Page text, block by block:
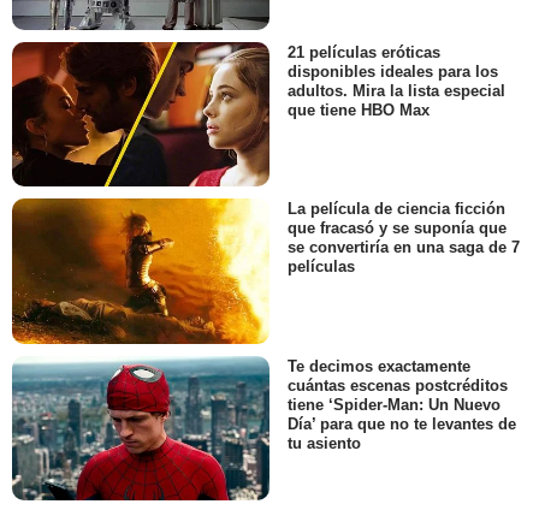
21 películas eróticas
disponibles ideales para los
adultos. Mira la lista especial
que tiene HBO Max
La película de ciencia ficción
que fracasó y se suponía que
se convertiría en una saga de 7
películas
Te decimos exactamente
cuántas escenas postcréditos
tiene ‘Spider-Man: Un Nuevo
Día’ para que no te levantes de
tu asiento